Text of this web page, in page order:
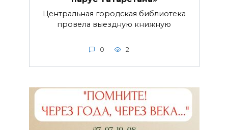
Центральная городская библиотека
провела выездную книжную
0 2